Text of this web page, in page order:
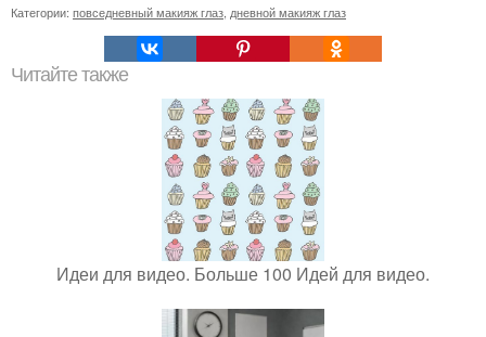
Категории: повседневный макияж глаз дневной макияж глаз
Читайте также
Идеи для видео. Больше 100 Идей для видео.